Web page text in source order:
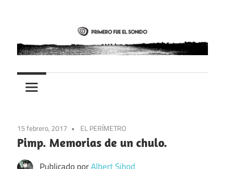
Primero
fue
el
sonido
PFES
15 febrero, 2017 EL PERÍMETRO
Pimp. Memorias de un chulo.